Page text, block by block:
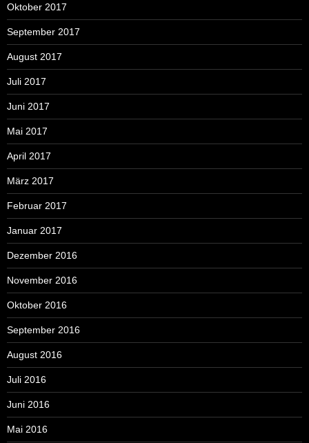
Oktober 2017
September 2017
August 2017
Juli 2017
Juni 2017
Mai 2017
April 2017
März 2017
Februar 2017
Januar 2017
Dezember 2016
November 2016
Oktober 2016
September 2016
August 2016
Juli 2016
Juni 2016
Mai 2016